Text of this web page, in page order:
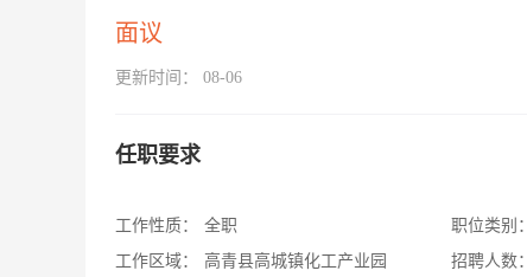
面议
更新时间： 08-06
任职要求
工作性质：
全职
工作区域：
高青县高城镇化工产业园
职位类别：
招聘人数：